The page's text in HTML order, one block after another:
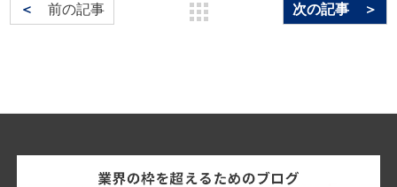
＜ 前の記事 次の記事 ＞